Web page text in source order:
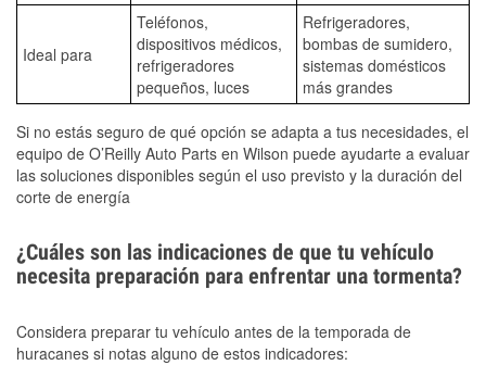
Ideal para
Teléfonos,
dispositivos médicos,
refrigeradores
pequeños, luces
Refrigeradores,
bombas de sumidero,
sistemas domésticos
más grandes
Si no estás seguro de qué opción se adapta a tus necesidades, el
equipo de O’Reilly Auto Parts en Wilson puede ayudarte a evaluar
las soluciones disponibles según el uso previsto y la duración del
corte de energía
¿Cuáles son las indicaciones de que tu vehículo
necesita preparación para enfrentar una tormenta?
Considera preparar tu vehículo antes de la temporada de
huracanes si notas alguno de estos indicadores: